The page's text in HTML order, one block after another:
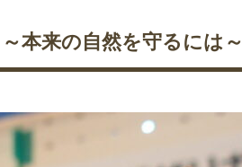
本来の自然を守るには～